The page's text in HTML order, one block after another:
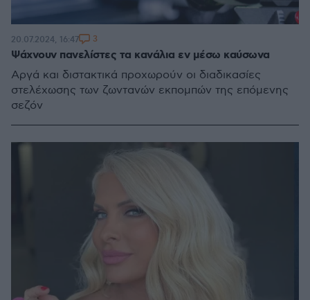
Ψάχνουν πανελίστες τα κανάλια εν μέσω καύσωνα
Αργά και διστακτικά προχωρούν οι διαδικασίες
στελέχωσης των ζωντανών εκπομπών της επόμενης
σεζόν
20.07.2024, 16:47 3